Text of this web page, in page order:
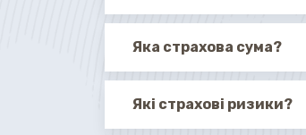
Яка страхова сума?
Які страхові ризики?